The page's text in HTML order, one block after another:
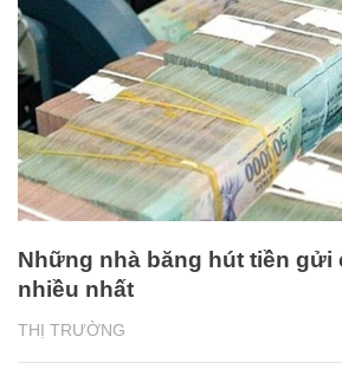
THỊ TRƯỜNG
Những nhà băng hút tiền gửi
nhiều nhất